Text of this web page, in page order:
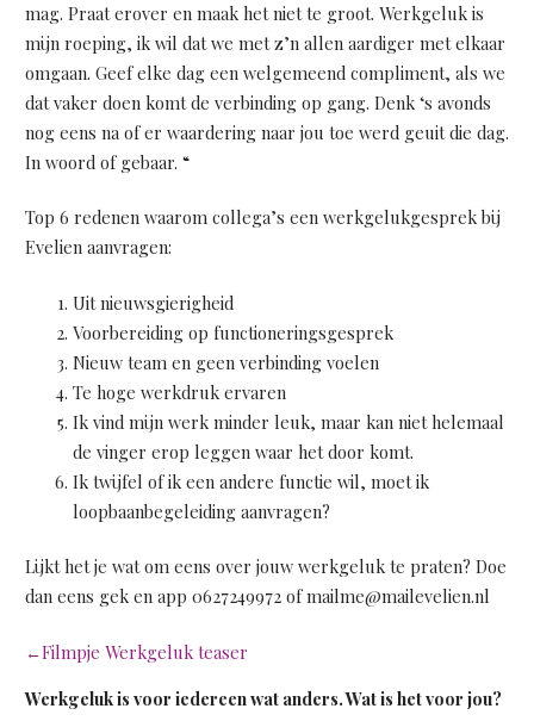
mag. Praat erover en maak het niet te groot. Werkgeluk is
mijn roeping, ik wil dat we met z’n allen aardiger met elkaar
omgaan. Geef elke dag een welgemeend compliment, als we
dat vaker doen komt de verbinding op gang. Denk ‘s avonds
nog eens na of er waardering naar jou toe werd geuit die dag.
In woord of gebaar. “
Top 6 redenen waarom collega’s een werkgelukgesprek bij
Evelien aanvragen:
Uit nieuwsgierigheid
Voorbereiding op functioneringsgesprek
Nieuw team en geen verbinding voelen
Te hoge werkdruk ervaren
Ik vind mijn werk minder leuk, maar kan niet helemaal
de vinger erop leggen waar het door komt.
Ik twijfel of ik een andere functie wil, moet ik
loopbaanbegeleiding aanvragen?
Lijkt het je wat om eens over jouw werkgeluk te praten? Doe
dan eens gek en app 0627249972 of mailme@mailevelien.nl
←Filmpje Werkgeluk teaser
Werkgeluk is voor iedereen wat anders. Wat is het voor jou?